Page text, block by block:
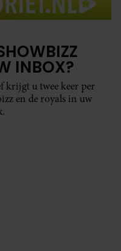
INBOX?
krijgt u twee keer per
en de royals in uw